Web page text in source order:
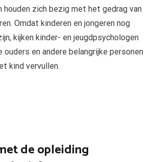
houden zich bezig met het gedrag van
Omdat kinderen en jongeren nog
kijken kinder- en jeugdpsychologen
ouders en andere belangrijke personen
kind vervullen.
de opleiding